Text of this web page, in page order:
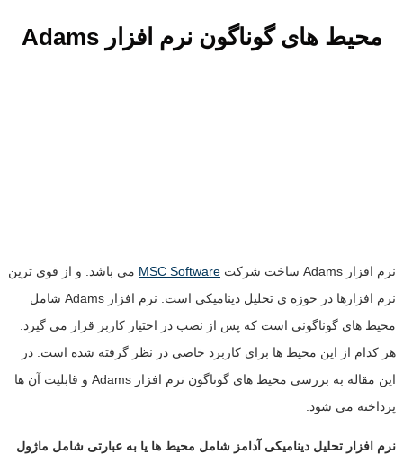
محیط های گوناگون نرم افزارAdams
نرم افزار Adams ساخت شرکت MSC Software می باشد. و از قوی ترین
نرم افزارها در حوزه ی تحلیل دینامیکی است. نرم افزار Adams شامل
محیط های گوناگونی است که پس از نصب در اختیار کاربر قرار می گیرد.
هر کدام از این محیط ها برای کاربرد خاصی در نظر گرفته شده است. در
این مقاله به بررسی محیط های گوناگون نرم افزار Adams و قابلیت آن ها
پرداخته می شود.
نرم افزار تحلیل دینامیکی آدامز شامل محیط ها یا به عبارتی شامل ماژول